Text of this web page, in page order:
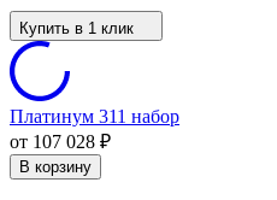
Купить в 1 клик
Платинум 311 набор
от 107 028 ₽
В корзину